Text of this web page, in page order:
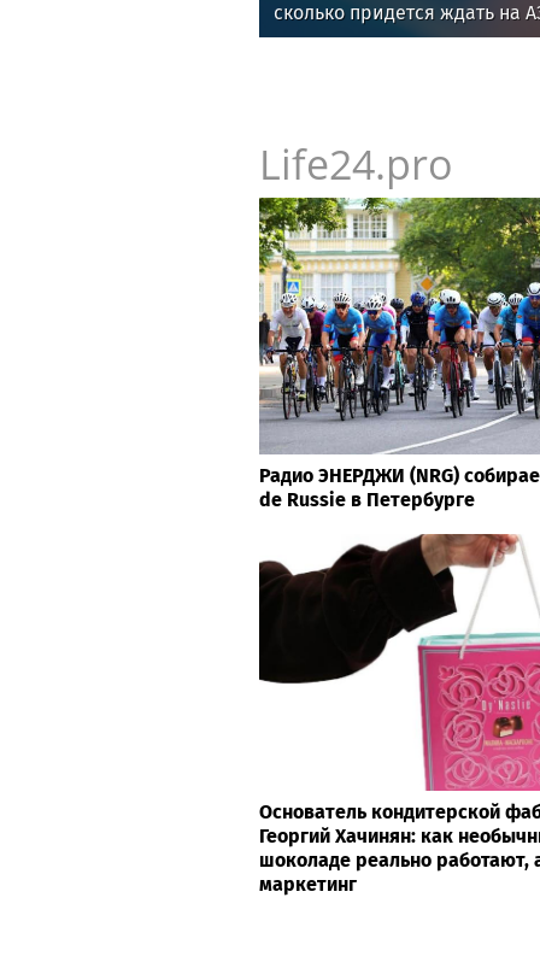
сколько придется ждать на
Life24.pro
Радио ЭНЕРДЖИ (NRG)
de Russie в Петербурге
Основатель кондитерской
Георгий Хачинян: как
шоколаде реально работают,
маркетинг